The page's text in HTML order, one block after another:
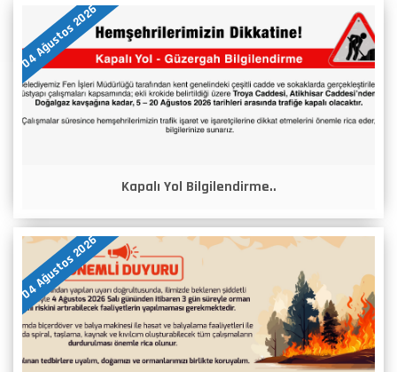
04 Ağustos 2026
Kapalı Yol Bilgilendirme..
04 Ağustos 2026